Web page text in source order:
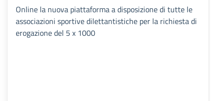
Online la nuova piattaforma a disposizione di tutte le
associazioni sportive dilettantistiche per la richiesta di
erogazione del 5 x 1000